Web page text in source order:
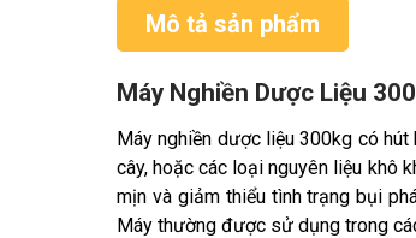
Mô tả sản phẩm
Máy Nghiền Dược Liệu
Máy nghiền dược liệu 300kg có
cây, hoặc các loại nguyên liệu khô
mịn và giảm thiểu tình trạng bụi
Máy thường được sử dụng trong